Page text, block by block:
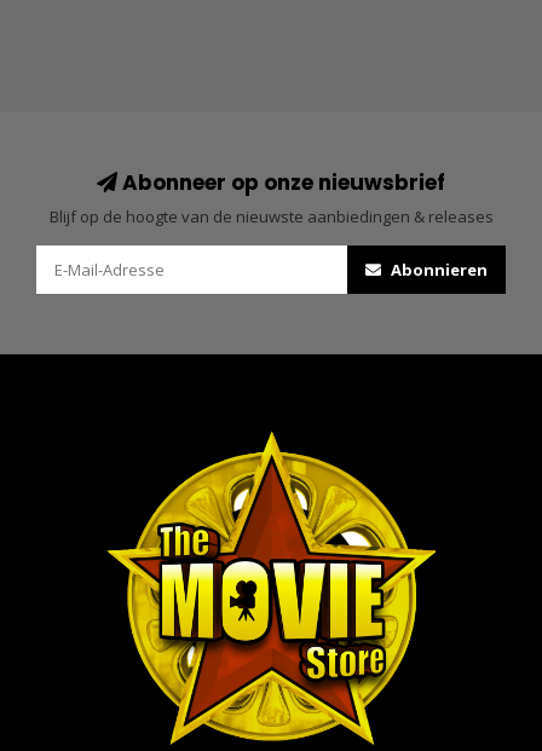
Abonneer op onze nieuwsbrief
Blijf op de hoogte van de nieuwste aanbiedingen & releases
Abonnieren